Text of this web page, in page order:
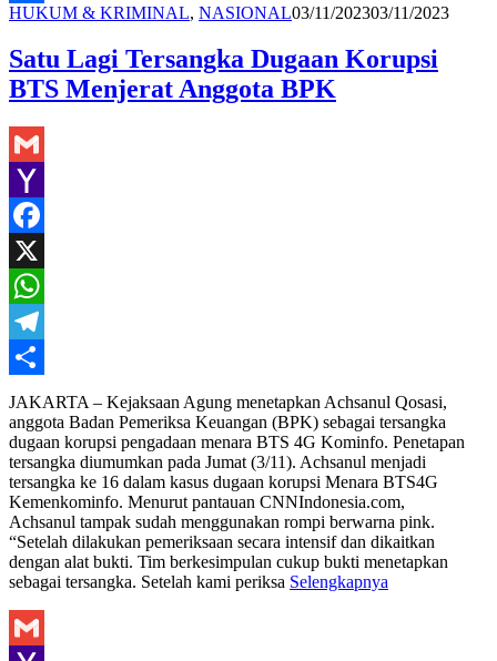
Share
HUKUM & KRIMINAL, NASIONALRedaksi
03/11/202303/11/2023
Satu Lagi Tersangka Dugaan Korupsi
BTS Menjerat Anggota BPK
Gmail
Yahoo
Mail
Facebook
X
WhatsApp
Telegram
Share
JAKARTA – Kejaksaan Agung menetapkan Achsanul Qosasi,
anggota Badan Pemeriksa Keuangan (BPK) sebagai tersangka
dugaan korupsi pengadaan menara BTS 4G Kominfo. Penetapan
tersangka diumumkan pada Jumat (3/11). Achsanul menjadi
tersangka ke 16 dalam kasus dugaan korupsi Menara BTS4G
Kemenkominfo. Menurut pantauan CNNIndonesia.com,
Achsanul tampak sudah menggunakan rompi berwarna pink.
“Setelah dilakukan pemeriksaan secara intensif dan dikaitkan
dengan alat bukti. Tim berkesimpulan cukup bukti menetapkan
sebagai tersangka. Setelah kami periksa Selengkapnya